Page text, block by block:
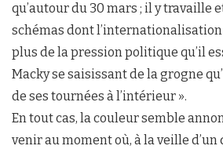
qu’autour du 30 mars ; il y travaille
schémas dont
plus de la pression politique qu’il
Macky se saisissant de la grogne
de ses tournées à l’intérieur ».
En tout cas, la couleur semble
venir au moment où, à la veille